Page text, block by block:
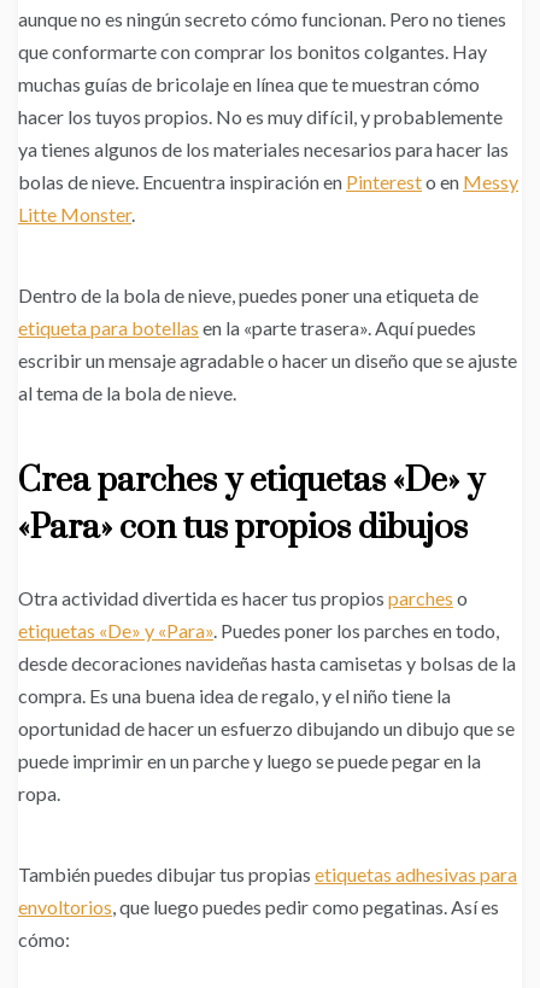
aunque no es ningún secreto cómo funcionan. Pero no tienes
que conformarte con comprar los bonitos colgantes. Hay
muchas guías de bricolaje en línea que te muestran cómo
hacer los tuyos propios. No es muy difícil, y probablemente
ya tienes algunos de los materiales necesarios para hacer las
bolas de nieve. Encuentra inspiración en Pinteresto en Messy
Litte Monster.
Dentro de la bola de nieve, puedes poner una etiqueta de
etiqueta para botellas en la «parte trasera». Aquí puedes
escribir un mensaje agradable o hacer un diseño que se ajuste
al tema de la bola de nieve.
Crea parches y etiquetas «De» y
«Para» con tus propios dibujos
Otra actividad divertida es hacer tus propios parches o
etiquetas «De» y «Para». Puedes poner los parches en todo,
desde decoraciones navideñas hasta camisetas y bolsas de la
compra. Es una buena idea de regalo, y el niño tiene la
oportunidad de hacer un esfuerzo dibujando un dibujo que se
puede imprimir en un parche y luego se puede pegar en la
ropa.
También puedes dibujar tus propias etiquetas adhesivas para
envoltorios, que luego puedes pedir como pegatinas. Así es
cómo: